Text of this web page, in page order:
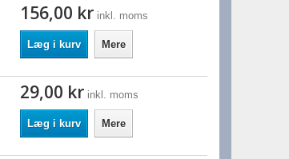
156,00 kr inkl. moms
Læg i kurv Mere
29,00 kr inkl. moms
Læg i kurv Mere